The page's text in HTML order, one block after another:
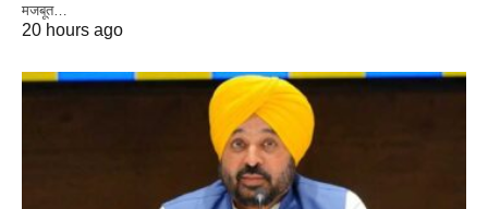
मजबूत…
20 hours ago